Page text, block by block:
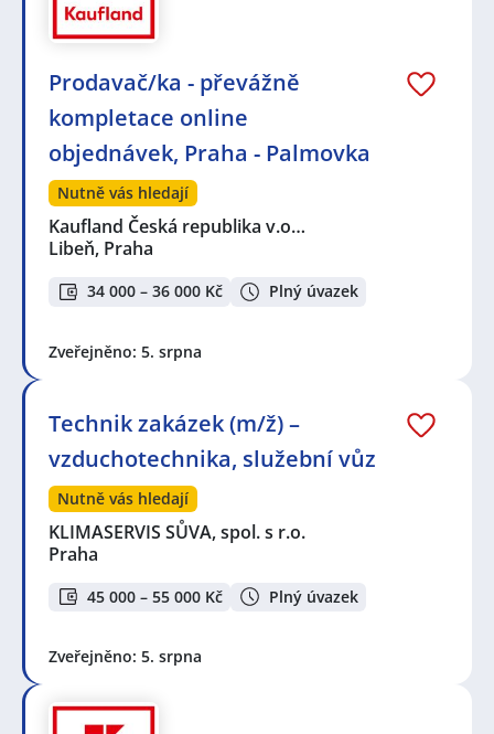
Prodavač/ka - převážně
kompletace online
objednávek, Praha - Palmovka
Nutně vás hledají
Kaufland Česká republika v.o…
Libeň, Praha
34 000 – 36 000 Kč Plný úvazek
Zveřejněno: 5. srpna
Technik zakázek (m/ž) –
vzduchotechnika, služební vůz
Nutně vás hledají
KLIMASERVIS SŮVA, spol. s r.o.
Praha
45 000 – 55 000 Kč Plný úvazek
Zveřejněno: 5. srpna